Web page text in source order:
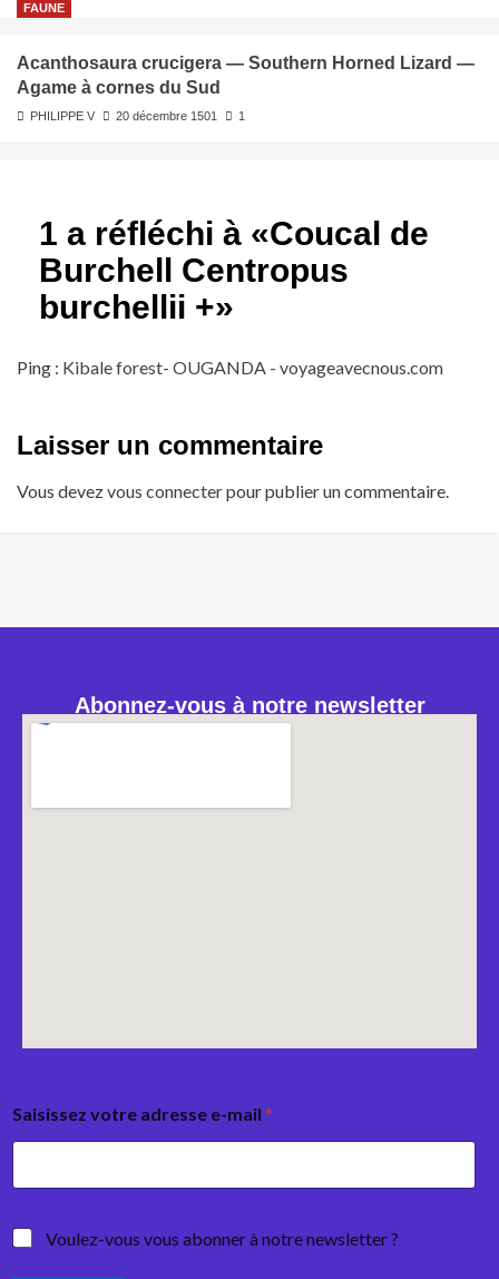
FAUNE
Acanthosaura crucigera — Southern Horned Lizard —
Agame à cornes du Sud
PHILIPPE V 20 décembre 1501 1
1 a réfléchi à «Coucal de
Burchell Centropus
burchellii +»
Ping : Kibale forest- OUGANDA - voyageavecnous.com
Laisser un commentaire
Vous devezvous connecterpour publier un commentaire.
Abonnez-vous à notre newsletter
Saisissez votre adresse e-mail *
Voulez-vous vous abonner à notre newsletter ?